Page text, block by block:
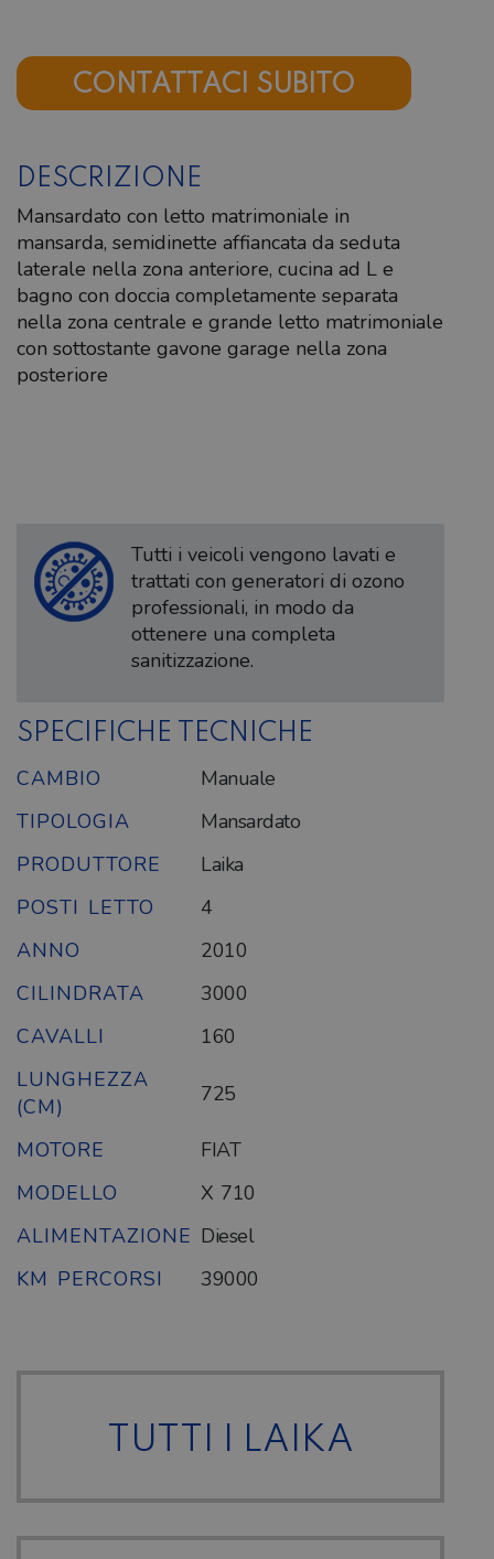
CONTATTACI SUBITO
DESCRIZIONE
Mansardato con letto matrimoniale in
mansarda, semidinette affiancata da seduta
laterale nella zona anteriore, cucina ad L e
bagno con doccia completamente separata
nella zona centrale e grande letto matrimoniale
con sottostante gavone garage nella zona
posteriore
Tutti i veicoli vengono lavati e
trattati con generatori di ozono
professionali, in modo da
ottenere una completa
sanitizzazione.
SPECIFICHE TECNICHE
CAMBIO
Manuale
TIPOLOGIA
Mansardato
PRODUTTORE
Laika
POSTI LETTO
4
ANNO
2010
CILINDRATA
3000
CAVALLI
160
LUNGHEZZA
(CM)
725
MOTORE
FIAT
MODELLO
X 710
ALIMENTAZIONE Diesel
KM PERCORSI
39000
TUTTI I LAIKA